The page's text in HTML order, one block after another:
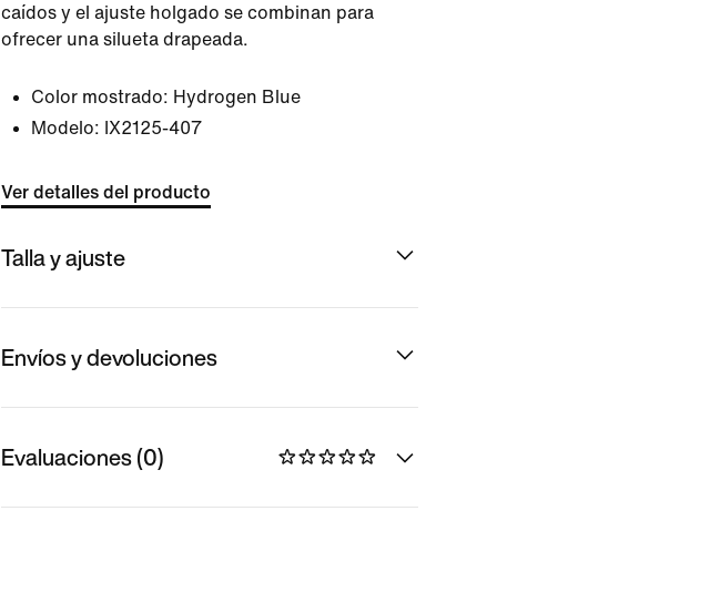
caídos y el ajuste holgado se combinan para
ofrecer una silueta drapeada.
Color mostrado: Hydrogen Blue
Modelo: IX2125-407
Ver detalles del producto
Talla y ajuste
Envíos y devoluciones
Evaluaciones (0)